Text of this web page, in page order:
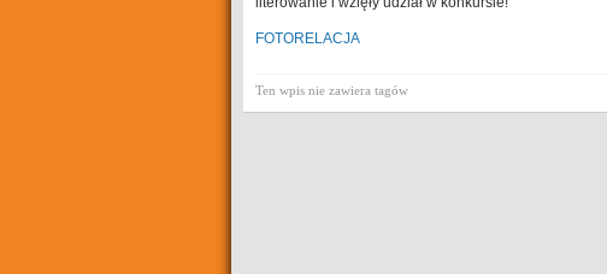
FOTORELACJA
Ten wpis nie zawiera tagów